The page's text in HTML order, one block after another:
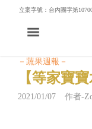
立案字號：台內團字第
－蔬果週報－
【等家寶
2021/01/07 作者-